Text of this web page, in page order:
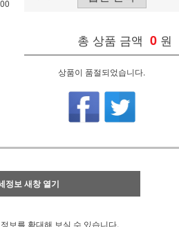
총 상품 금액 0 원
상품이 품절되었습니다.
정보 새창 열기
보를 확대해 보실 수 있습니다.